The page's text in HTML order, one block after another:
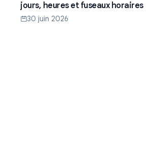
jours, heures et fuseaux horaires
30 juin 2026